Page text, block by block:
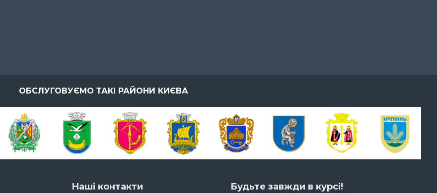
ОБСЛУГОВУЄМО ТАКІ РАЙОНИ КИЄВА
Наші контакти Будьте завжди в курсі!